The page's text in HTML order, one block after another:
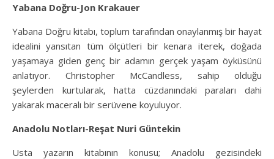
Yabana Doğru-Jon Krakauer
Yabana Doğru kitabı, toplum tarafından onaylanmış bir hayat
idealini yansıtan tüm ölçütleri bir kenara iterek, doğada
yaşamaya giden genç bir adamın gerçek yaşam öyküsünü
anlatıyor. Christopher McCandless, sahip olduğu
şeylerden kurtularak, hatta cüzdanındaki paraları dahi
yakarak maceralı bir serüvene koyuluyor.
Anadolu Notları-Reşat Nuri Güntekin
Usta yazarın kitabının konusu; Anadolu gezisindeki